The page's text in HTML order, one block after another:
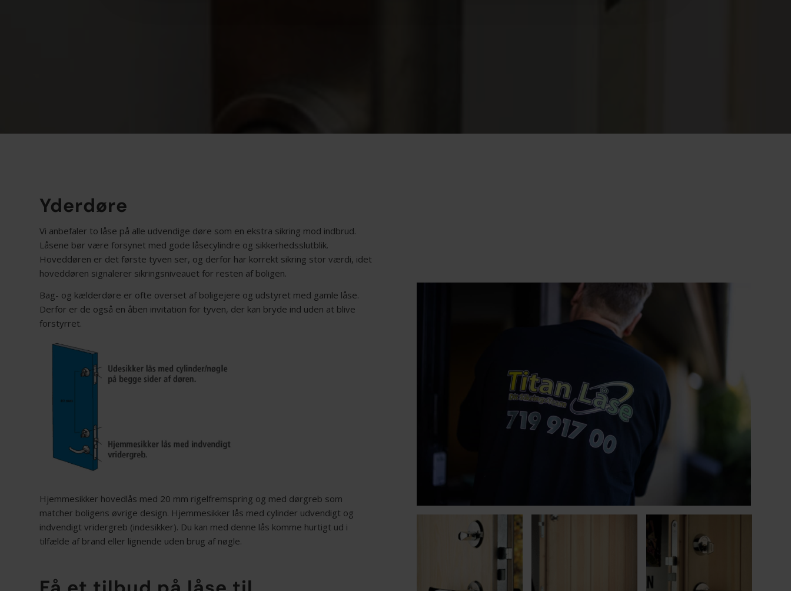
Yderdøre
Vi anbefaler to låse på alle udvendige døre som en ekstra sikring mod indbrud.
Låsene bør være forsynet med gode låsecylindre og sikkerhedsslutblik.
Hoveddøren er det første tyven ser, og derfor har korrekt sikring stor værdi, idet
hoveddøren signalerer sikringsniveauet for resten af boligen.
Bag- og kælderdøre er ofte overset af boligejere og udstyret med gamle låse.
Derfor er de også en åben invitation for tyven, der kan bryde ind uden at blive
forstyrret.
Hjemmesikker hovedlås med 20 mm rigelfremspring og med dørgreb som
matcher boligens øvrige design. Hjemmesikker lås med cylinder udvendigt og
indvendigt vridergreb (indesikker). Du kan med denne lås komme hurtigt ud i
tilfælde af brand eller lignende uden brug af nøgle.